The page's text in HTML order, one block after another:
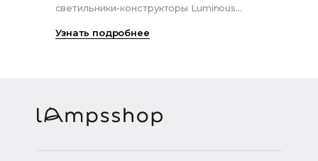
светильники-конструкторы Luminous
Узнать подробнее